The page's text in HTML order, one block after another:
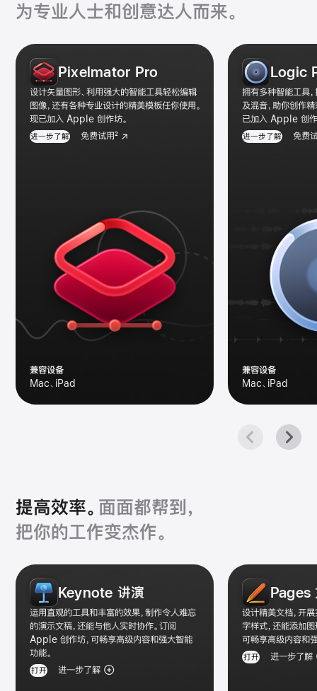
为专业人士和创意达人而来。
Pixelmator Pro
设计矢量图形、利用强大的智能工具轻松编辑
图像，还有各种专业设计的精美模板任你使用。
现已加入 Apple 创作坊。
进一步了解 免费试用2
兼容设备
Mac、iPad
Logic
拥有多种智能工具
及混音，助你创作
已加入 Apple 创作
进一步了解 免费
兼容设备
Mac、iPad
提高效率。 面面都帮到，
把你的工作变杰作。
Keynote 讲演
运用直观的工具和丰富的效果，制作令人难忘
的演示文稿，还能与他人实时协作。订阅
Apple 创作坊，可畅享高级内容和强大智能
功能。
打开 进一步了解
Pages
设计精美文档，开
字样式，还能添加
可畅享高级内容和
打开 进一步了解